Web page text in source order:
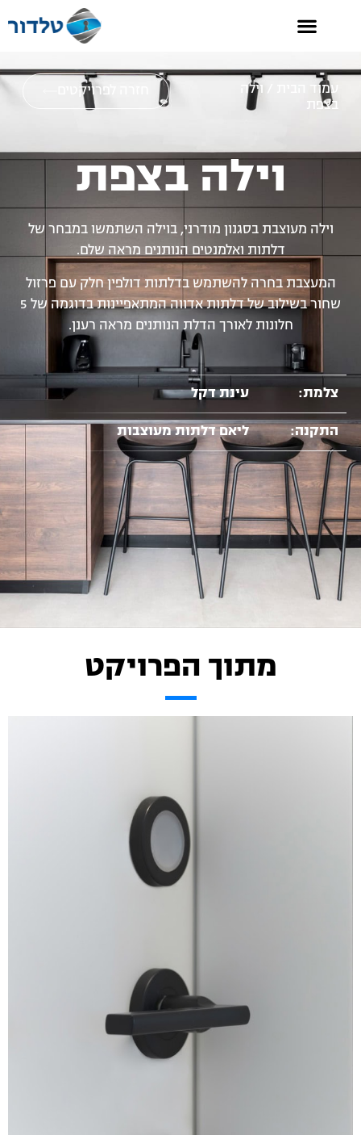
עמוד הבית
/ וילה
בצפת
חזרה לפרויקטים
וילה בצפת
וילה מעוצבת בסגנון מודרני, בוילה השתמשו במבחר של
דלתות ואלמנטים הנותנים מראה שלם.
המעצבת בחרה להשתמש בדלתות דולפין חלק עם פרזול
שחור בשילוב של דלתות אדווה המתאפיינות בדוגמה של 5
חלונות לאורך הדלת הנותנים מראה רענן.
צלמת: עינת דקל
התקנה: ליאם דלתות מעוצבות
מתוך הפרויקט